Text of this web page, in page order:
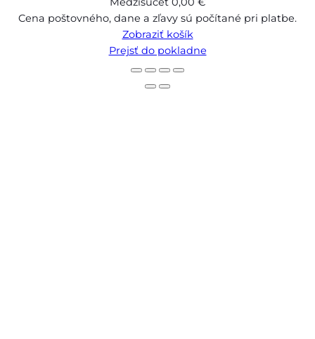
Produkty
Cena poštovného, dane a zľavy sú počítané pri platbe.
Zobraziť košík
Prejsť do pokladne